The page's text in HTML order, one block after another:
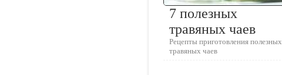
7 полезных
травяных чаев
Рецепты приготовления полезных
травяных чаев